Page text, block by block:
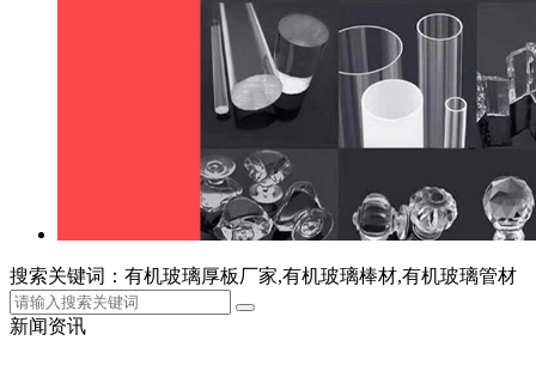
搜索关键词：有机玻璃厚板厂家,有机玻璃棒材,有机玻璃管材
新闻资讯